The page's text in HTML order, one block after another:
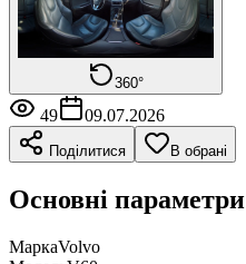
360°
49 09.07.2026
Поділитися В обрані
Основні параметри
МаркаVolvo